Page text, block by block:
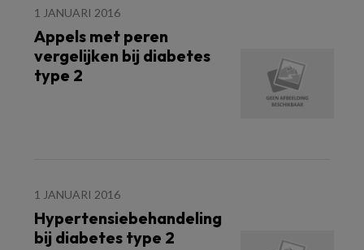
1 JANUARI 2016
Appels met peren
vergelijken bij diabetes
type 2
1 JANUARI 2016
Hypertensiebehandeling
bij diabetes type 2